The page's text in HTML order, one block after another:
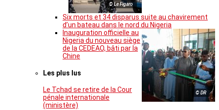
© Le Figaro
Six morts et 34 disparus suite au chavirement
d’un bateau dans le nord du Nigeria
© DR
Inauguration officielle au
Nigeria du nouveau siège
de la CEDEAO, bâti par la
Chine
Les plus lus
Le Tchad se retire de la Cour
pénale internationale
(ministère)